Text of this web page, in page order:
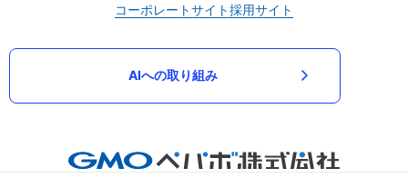
コーポレートサイト採用サイト
AIへの取り組み